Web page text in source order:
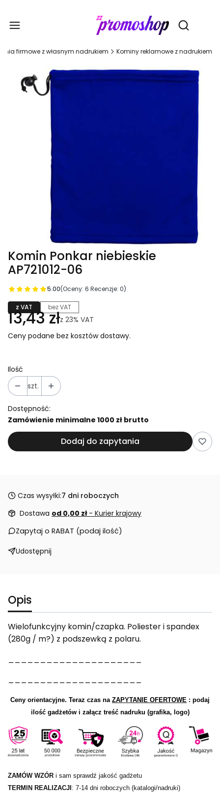
Otwórz
firmowe z własnym nadrukiem Kominy reklamowe z nadrukiem
Komin Ponkar niebieskie
AP721012-06
5.00(Oceny: 6 Recenzje: 0)
z VAT bez VAT
13,43 złz 23% VAT
Ceny podane bez kosztów dostawy.
Ilość
szt.
Dostępność:
Zamówienie minimalne 1000 zł brutto
Dodaj do zapytania
Czas wysyłki:7 dni roboczych
Dostawa od 0,00 zł - Kurier krajowy
Zapytaj o RABAT (podaj ilość)
Udostępnij
Opis
Wielofunkcyjny komin/czapka. Poliester i spandex
(280g / m?) z podszewką z polaru.
Ceny orientacyjne. Teraz czas na ZAPYTANIE OFERTOWE : podaj
ilość gadżetów i załącz treść nadruku (grafika, logo)
ZAMÓW WZÓR i sam sprawdź jakość gadżetu
TERMIN REALIZACJI : 7-14 dni roboczych (katalogi/nadruki)